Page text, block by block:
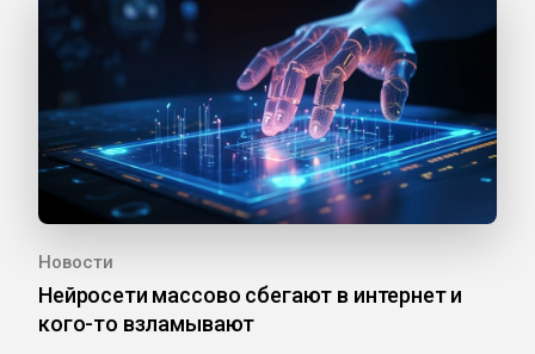
Новости
Нейросети массово сбегают в интернет и
кого-то взламывают